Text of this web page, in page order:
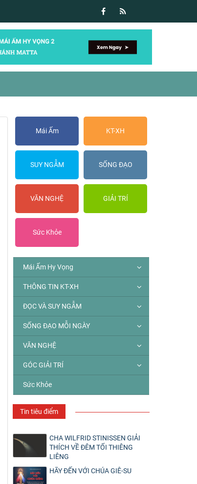
Mái Ấm KT-XH
SUY NGẪM SỐNG ĐẠO
VĂN NGHỆ GIẢI TRÍ
Sức Khỏe
Mái Ấm Hy Vọng
THÔNG TIN KT-XH
ĐỌC VÀ SUY NGẪM
SỐNG ĐẠO MỖI NGÀY
VĂN NGHỆ
GÓC GIẢI TRÍ
Sức Khỏe
Tin tiêu điểm
CHA WILFRID STINISSEN GIẢI
THÍCH VỀ ĐÊM TỐI THIÊNG
LIÊNG
HÃY ĐẾN VỚI CHÚA GIÊ-SU